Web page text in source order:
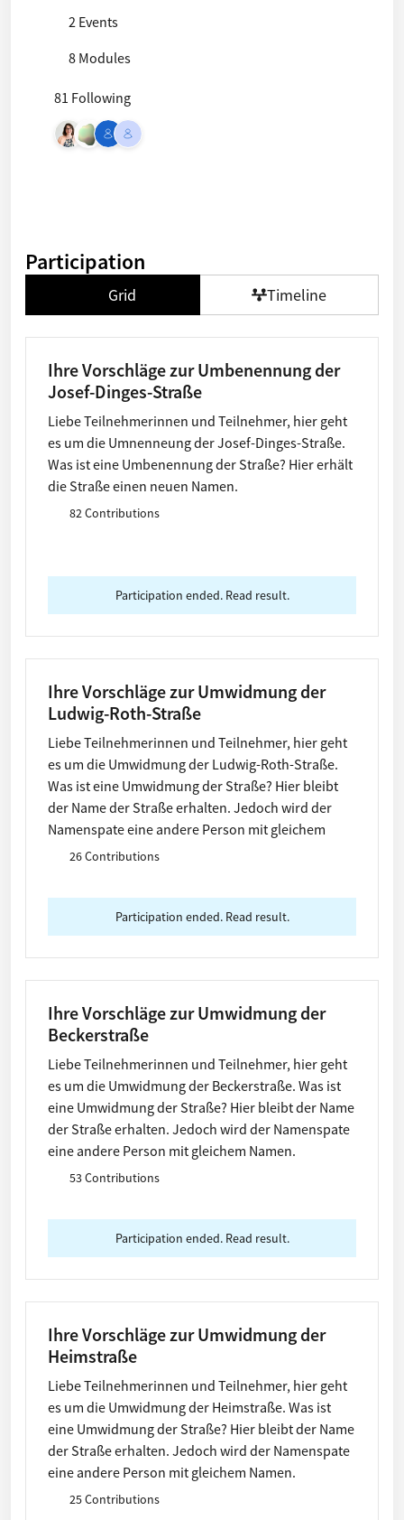
2 Events
8 Modules
81 Following
Participation
Grid Timeline
Ihre Vorschläge zur Umbenennung der
Josef-Dinges-Straße
Liebe Teilnehmerinnen und Teilnehmer, hier geht
es um die Umnenneung der Josef-Dinges-Straße.
Was ist eine Umbenennung der Straße? Hier erhält
die Straße einen neuen Namen.
82 Contributions
Participation ended. Read result.
Ihre Vorschläge zur Umwidmung der
Ludwig-Roth-Straße
Liebe Teilnehmerinnen und Teilnehmer, hier geht
es um die Umwidmung der Ludwig-Roth-Straße.
Was ist eine Umwidmung der Straße? Hier bleibt
der Name der Straße erhalten. Jedoch wird der
Namenspate eine andere Person mit gleichem
Namen.
26 Contributions
Participation ended. Read result.
Ihre Vorschläge zur Umwidmung der
Beckerstraße
Liebe Teilnehmerinnen und Teilnehmer, hier geht
es um die Umwidmung der Beckerstraße. Was ist
eine Umwidmung der Straße? Hier bleibt der Name
der Straße erhalten. Jedoch wird der Namenspate
eine andere Person mit gleichem Namen.
53 Contributions
Participation ended. Read result.
Ihre Vorschläge zur Umwidmung der
Heimstraße
Liebe Teilnehmerinnen und Teilnehmer, hier geht
es um die Umwidmung der Heimstraße. Was ist
eine Umwidmung der Straße? Hier bleibt der Name
der Straße erhalten. Jedoch wird der Namenspate
eine andere Person mit gleichem Namen.
25 Contributions